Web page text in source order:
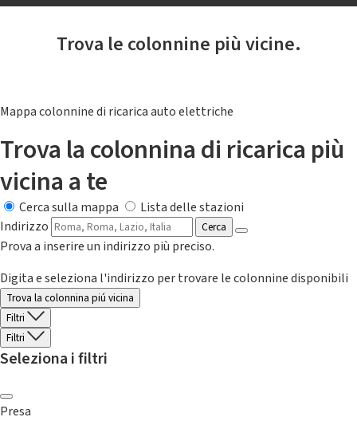
Trova le colonnine più vicine.
Mappa colonnine di ricarica auto elettriche
Trova la colonnina di ricarica più
vicina a te
Cerca sulla mappa
Lista delle stazioni
Indirizzo
Cerca
Prova a inserire un indirizzo più preciso.
Digita e seleziona l'indirizzo per trovare le colonnine disponibili
Trova la colonnina piú vicina
Filtri
Filtri
Seleziona i filtri
Presa